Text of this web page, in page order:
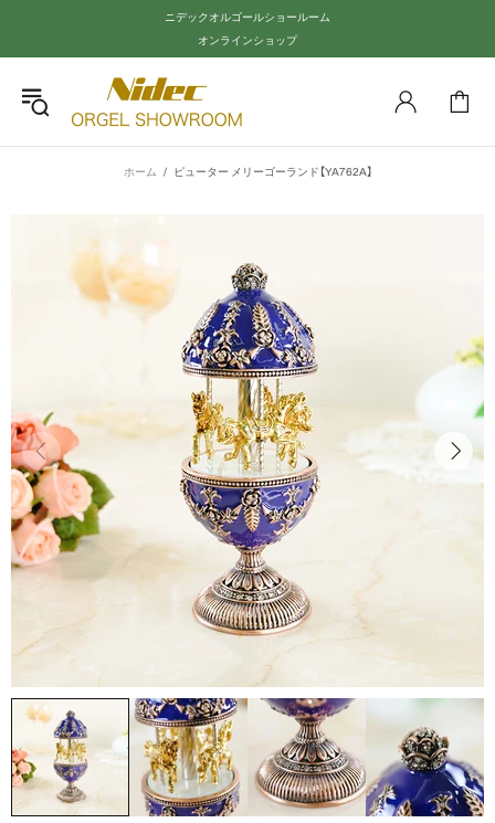
ニデックオルゴールショールーム
オンラインショップ
ホーム ピューター メリーゴーランド【YA762A】